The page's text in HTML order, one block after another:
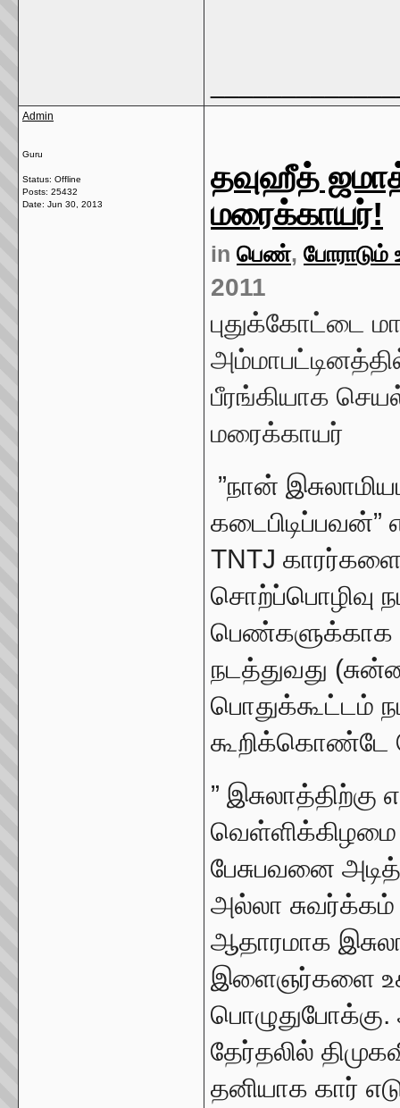
Admin
Guru
Status: Offline
Posts: 25432
Date: Jun 30, 2013
தவுஹீத்
மரைக்காயர்!
in பெண், போராடும்
2011
புதுக்கோட்டை
பீரங்கியாக
மரைக்காயர்
”நான்
கடைபிடிப்பவன்”
TNTJ காரர்களை
சொற்ப்பொழிவு
பெண்களுக்காக
நடத்துவது
பொதுக்கூட்டம்
கூறிக்கொண்டே
”
வெள்ளிக்கிழமை
பேசுபவனை
அல்லா
ஆதாரமாக
இளைஞர்களை
தேர்தலில்
தனியாக கார்